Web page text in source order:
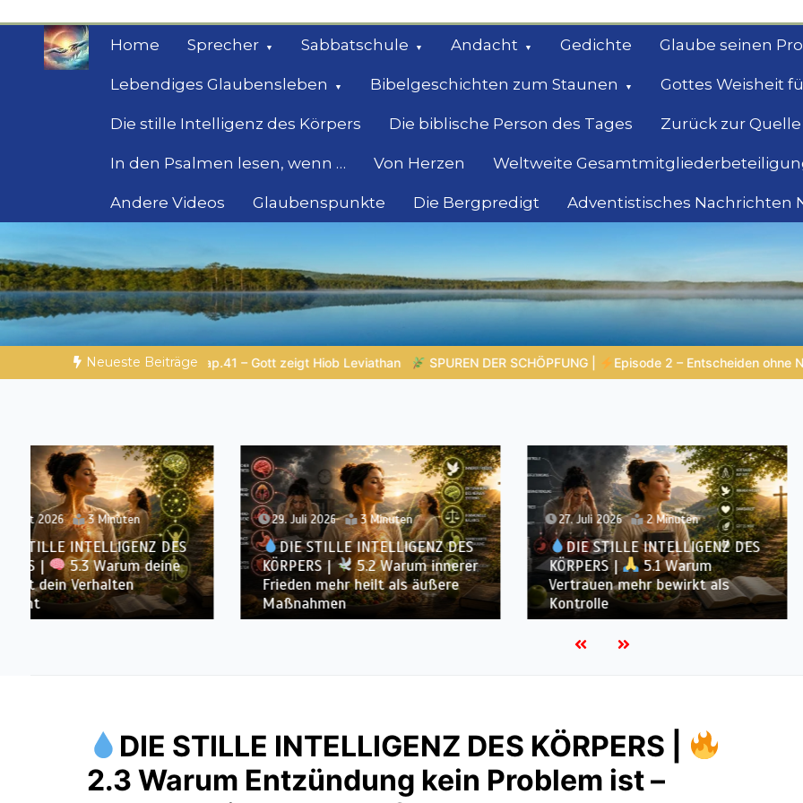
springen
Home Sprecher Sabbatschule Andacht Gedichte Glaube seinen
Lebendiges Glaubensleben Bibelgeschichten zum Staunen Gottes Weisheit
Die stille Intelligenz des Körpers Die biblische Person des Tages Zurück zur
In den Psalmen lesen, wenn … Von Herzen Weltweite
Andere Videos Glaubenspunkte Die Bergpredigt Adventistisches Nachrichten
Geheimnisse der Bibel
Biblische Einsichten für Menschen auf der Suche
Neueste Beiträge
SPUREN DER SCHÖPFUNG | Episode 2 – Entscheiden ohne Nachdenken – Wenn Reaktion klüger ist als Reflexion |
29. Juli 2026 3 Minuten
DIE STILLE INTELLIGENZ DES
KÖRPERS |
5.2 Warum innerer
Frieden mehr heilt als äußere
Maßnahmen
27. Juli 2026 2 Minuten
DIE STILLE INTELLIGENZ DES
KÖRPERS |
5.1 Warum
Vertrauen mehr bewirkt als
Kontrolle
22. Juli 2026 2 Minuten
DIE STILLE
KÖRPERS |
4.7 Warum
Ernährung nur ein Teil des
Systems ist
DIE STILLE INTELLIGENZ DES KÖRPERS |
2.3 Warum Entzündung kein Problem ist –